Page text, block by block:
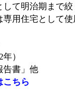
して明治期まで
用住宅として使
）
告書」他
こちら